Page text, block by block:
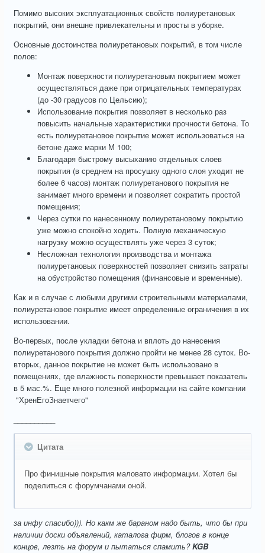
Помимо высоких эксплуатационных свойств полиуретановых
покрытий, они внешне привлекательны и просты в уборке.
Основные достоинства полиуретановых покрытий, в том числе
полов:
Монтаж поверхности полиуретановым покрытием может
осуществляться даже при отрицательных температурах
(до -30 градусов по Цельсию);
Использование покрытия позволяет в несколько раз
повысить начальные характеристики прочности бетона. То
есть полиуретановое покрытие может использоваться на
бетоне даже марки М 100;
Благодаря быстрому высыханию отдельных слоев
покрытия (в среднем на просушку одного слоя уходит не
более 6 часов) монтаж полиуретанового покрытия не
занимает много времени и позволяет сократить простой
помещения;
Через сутки по нанесенному полиуретановому покрытию
уже можно спокойно ходить. Полную механическую
нагрузку можно осуществлять уже через 3 суток;
Несложная технология производства и монтажа
полиуретановых поверхностей позволяет снизить затраты
на обустройство помещения (финансовые и временные).
Как и в случае с любыми другими строительными материалами,
полиуретановое покрытие имеет определенные ограничения в их
использовании.
Во-первых, после укладки бетона и вплоть до нанесения
полиуретанового покрытия должно пройти не менее 28 суток. Во-
вторых, данное покрытие не может быть использовано в
помещениях, где влажность поверхности превышает показатель
в 5 мас.%. Еще много полезной информации на сайте компании
"ХренЕгоЗнаетчего"
Цитата
Про финишные покрытия маловато информации. Хотел бы
поделиться с форумчанами оной.
за инфу спасибо))). Но какм же бараном надо быть, что бы при
наличии доски объявлений, каталога фирм, блогов в конце
концов, лезть на форум и пытаться спамить?KGB